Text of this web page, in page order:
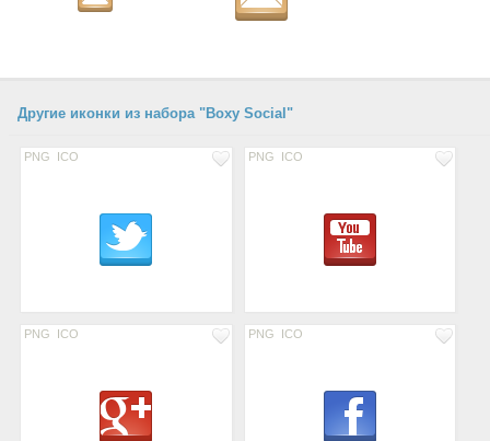
Другие иконки из набора "Boxy Social"
PNG ICO PNG ICO
PNG ICO PNG ICO